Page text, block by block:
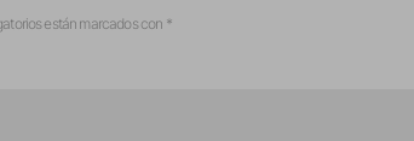
están marcados con *